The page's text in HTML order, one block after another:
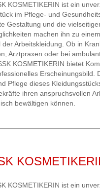
KOSMETIKERIN ist ein
im Pflege- und
Gestaltung und die
machen ihn zu
der Arbeitskleidung. Ob in
Arztpraxen oder bei
KOSMETIKERIN bietet
Erscheinungsbild.
Pflege dieses
ihren anspruchsvollen
bewältigen können.
KOSMETIKERIN ist ein